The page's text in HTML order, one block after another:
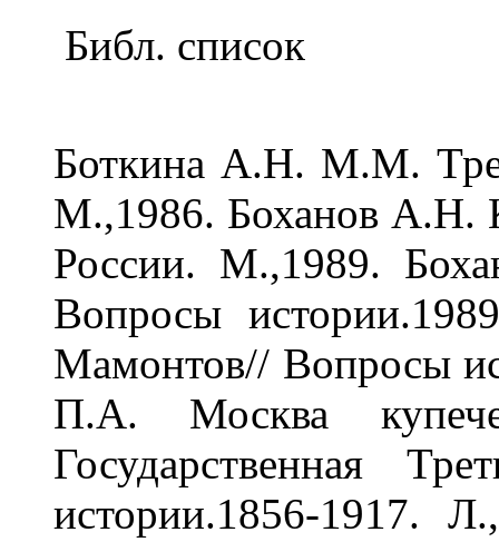
Библ. список
Боткина А.Н. М.М.
М.,1986. Боханов А.Н.
России. М.,1989.
Вопросы
Мамонтов// Вопросы
П.А. Москва
Государственная
истории.1856-1917.